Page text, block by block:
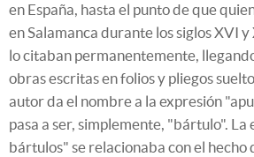
en España, hasta el punto de que
en Salamanca durante los siglos XVI
lo citaban permanentemente,
obras escritas en folios y pliegos
autor da el nombre a la expresión
pasa a ser, simplemente, "bártulo". La
bártulos" se relacionaba con el